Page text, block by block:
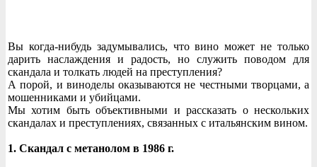
Вы когда-нибудь задумывались, что вино может не только
дарить наслаждения и радость, но служить поводом для
скандала и толкать людей на преступления?
А порой, и виноделы оказываются не честными творцами, а
мошенниками и убийцами.
Мы хотим быть объективными и рассказать о нескольких
скандалах и преступлениях, связанных с итальянским вином.
1. Скандал с метанолом в 1986 г.